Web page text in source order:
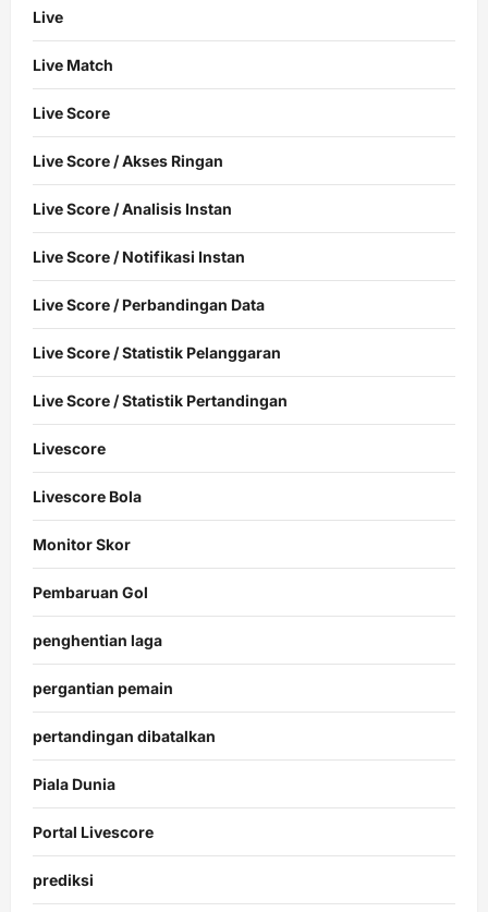
Live
Live Match
Live Score
Live Score / Akses Ringan
Live Score / Analisis Instan
Live Score / Notifikasi Instan
Live Score / Perbandingan Data
Live Score / Statistik Pelanggaran
Live Score / Statistik Pertandingan
Livescore
Livescore Bola
Monitor Skor
Pembaruan Gol
penghentian laga
pergantian pemain
pertandingan dibatalkan
Piala Dunia
Portal Livescore
prediksi